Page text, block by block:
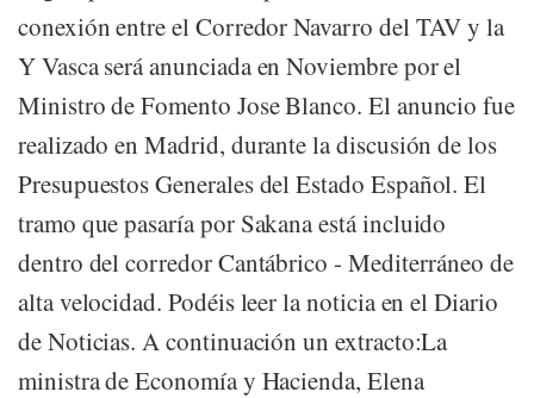
conexión entre el Corredor Navarro del TAV y la
Y Vasca será anunciada en Noviembre por el
Ministro de Fomento Jose Blanco. El anuncio fue
realizado en Madrid, durante la discusión de los
Presupuestos Generales del Estado Español. El
tramo que pasaría por Sakana está incluido
dentro del corredor Cantábrico - Mediterráneo de
alta velocidad. Podéis leer la noticia en el Diario
de Noticias. A continuación un extracto:La
ministra de Economía y Hacienda, Elena